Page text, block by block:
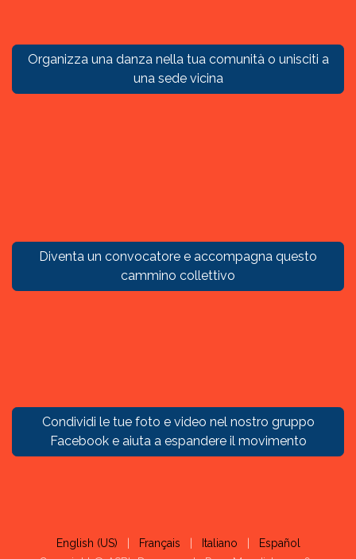
Organizza una danza nella tua comunità o unisciti a
una sede vicina
Diventa un convocatore e accompagna questo
cammino collettivo
Condividi le tue foto e video nel nostro gruppo
Facebook e aiuta a espandere il movimento
English (US) Français Italiano Español